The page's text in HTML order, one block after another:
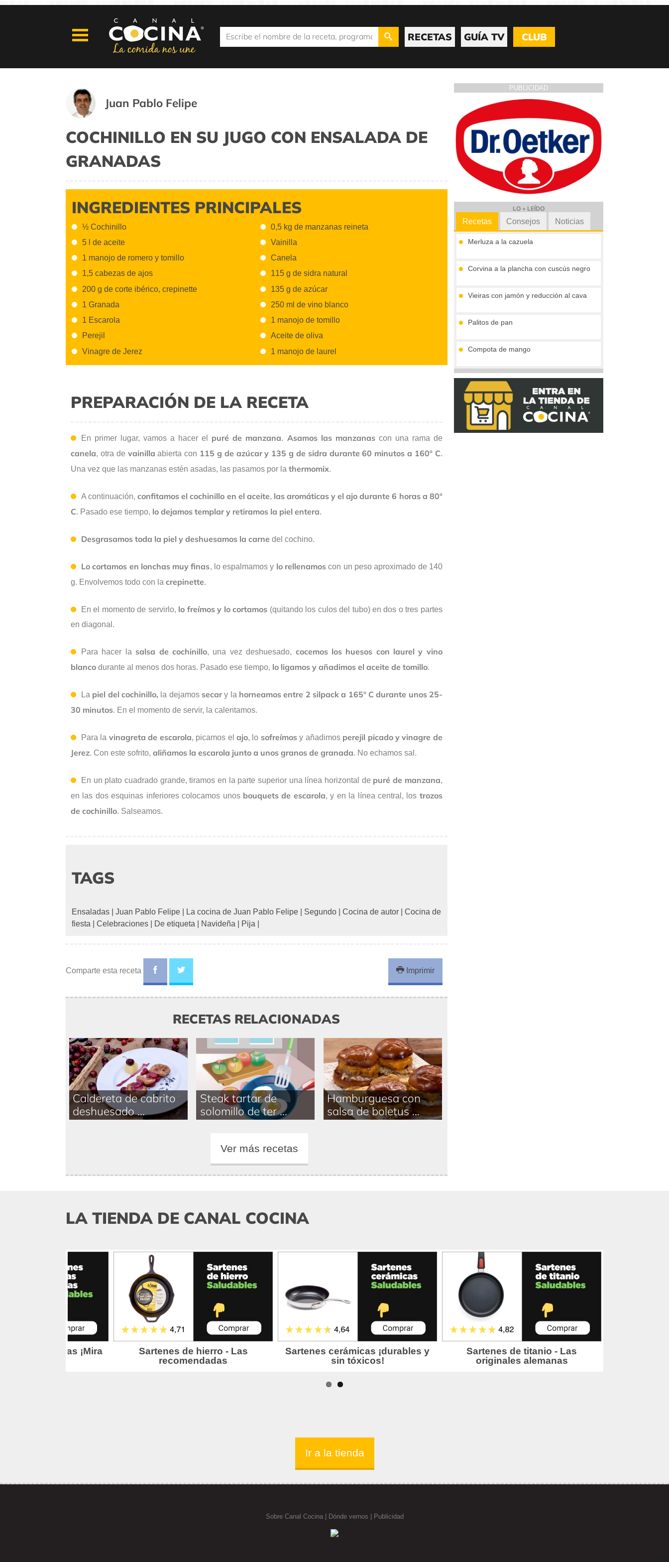
RECETAS GUÍA TV CLUB
Juan Pablo Felipe
COCHINILLO EN SU JUGO CON ENSALADA DE
GRANADAS
INGREDIENTES PRINCIPALES
½ Cochinillo
5 l de aceite
1 manojo de romero y tomillo
1,5 cabezas de ajos
200 g de corte ibérico, crepinette
1 Granada
1 Escarola
Perejil
Vinagre de Jerez
0,5 kg de manzanas reineta
Vainilla
Canela
115 g de sidra natural
135 g de azúcar
250 ml de vino blanco
1 manojo de tomillo
Aceite de oliva
1 manojo de laurel
PREPARACIÓN DE LA RECETA
En primer lugar, vamos a hacer el puré de manzana. Asamos las manzanascon una rama de
canela, otra de vainillaabierta con 115 g de azúcar y 135 g de sidra durante 60 minutos a 160º C.
Una vez que las manzanas estén asadas, las pasamos por la thermomix.
A continuación,confitamos el cochinillo en el aceite, las aromáticas y el ajo durante 6 horas a 80º
C. Pasado ese tiempo, lo dejamos templar y retiramos la piel entera.
Desgrasamos toda la piel y deshuesamos la carne del cochino.
Lo cortamos en lonchas muy finas, lo espalmamos y lo rellenamos con un peso aproximado de 140
g. Envolvemos todo con la crepinette.
En el momento de servirlo, lo freímos y lo cortamos (quitando los culos del tubo) en dos o tres partes
en diagonal.
Para hacer lasalsa de cochinillo, una vez deshuesado, cocemos los huesos con laurel y vino
blanco durante al menos dos horas. Pasado ese tiempo, lo ligamos y añadimos el aceite de tomillo.
La piel del cochinillo, la dejamos secary la horneamos entre 2 silpack a 165º C durante unos 25-
30 minutos. En el momento de servir, la calentamos.
Para la vinagreta de escarola, picamos el ajo, lo sofreímosy añadimos perejil picado y vinagre de
Jerez. Con este sofrito, aliñamos la escarola junto a unos granos de granada. No echamos sal.
En un plato cuadrado grande, tiramos en la parte superior una línea horizontal de puré de manzana,
en las dos esquinas inferiores colocamos unos bouquets de escarola, y en la línea central, los trozos
de cochinillo. Salseamos.
TAGS
Ensaladas Juan Pablo Felipe La cocina de Juan Pablo Felipe Segundo Cocina de autor
Cocina de
fiesta
Celebraciones De etiqueta Navideña Pija
Comparte esta receta Imprimir
RECETAS RELACIONADAS
Caldereta de cabrito
deshuesado ...
Steak tartar de
solomillo de ter ...
Hamburguesa con
salsa de boletus ...
Ver más recetas
PUBLICIDAD
LO + LEÍDO
Recetas
Merluza a la cazuela
Corvina a la plancha con cuscús negro
Vieiras con jamón y reducción al cava
Palitos de pan
Compota de mango
Tronco de chocolate y turrón (sin gluten)
Consejos Noticias
LA TIENDA DE CANAL COCINA
Ir a la tienda
Sobre Canal Cocina| Dónde vernos | Publicidad